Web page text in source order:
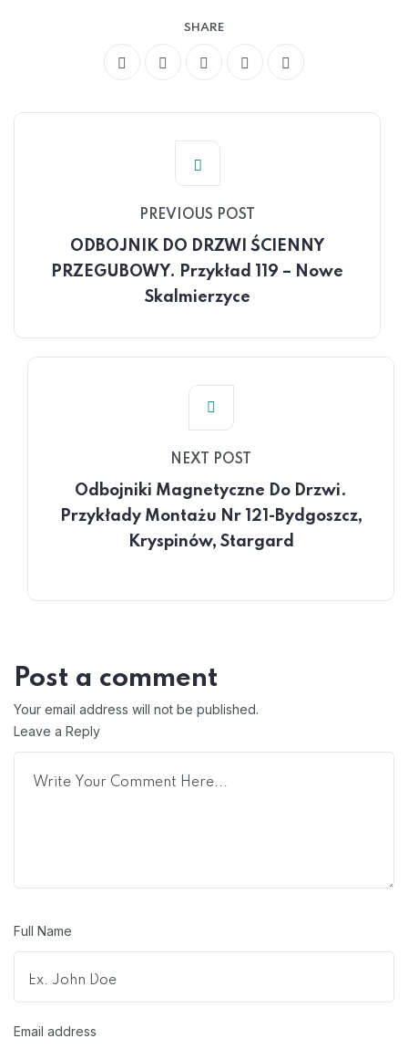
SHARE
PREVIOUS POST
ODBOJNIK DO DRZWI ŚCIENNY
PRZEGUBOWY. Przykład 119 – Nowe
Skalmierzyce
NEXT POST
Odbojniki Magnetyczne Do Drzwi.
Przykłady Montażu Nr 121-Bydgoszcz,
Kryspinów, Stargard
Post a comment
Your email address will not be published.
Leave a Reply
Full Name
Email address